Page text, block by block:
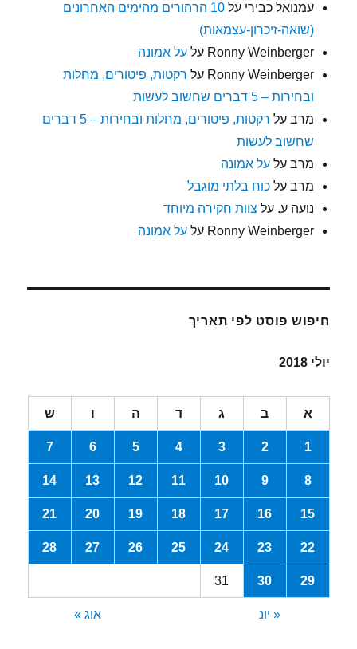
עמנואל כבירי על
10 הרהורים מהימים האחרונים
(שואה-זיכרון-עצמאות)
Ronny Weinberger עלעל אמונה
Ronny Weinberger על רקטות, פיטורים, מחלות
ובחירות – 5 דברים שחשוב לעשות
מרב על
רקטות, פיטורים, מחלות ובחירות – 5 דברים
שחשוב לעשות
מרב עלעל אמונה
מרב עלכוח בלתי מוגבל
נועה ע. על צוות חקירה מיוחד
Ronny Weinberger עלעל אמונה
חיפוש פוסט לפי תאריך
יולי 2018
א ב ג ד ה ו ש
1
2
3
4
5
6
7
8
9
10
11
12
13
14
15
16
17
18
19
20
21
22
23
24
25
26
27
28
29
30
31
« יונ אוג »